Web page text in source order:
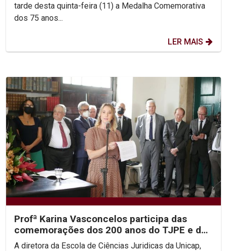
tarde desta quinta-feira (11) a Medalha Comemorativa
dos 75 anos...
LER MAIS
Profª Karina Vasconcelos participa das
comemorações dos 200 anos do TJPE e dos
195 anos da...
A diretora da Escola de Ciências Juridicas da Unicap,